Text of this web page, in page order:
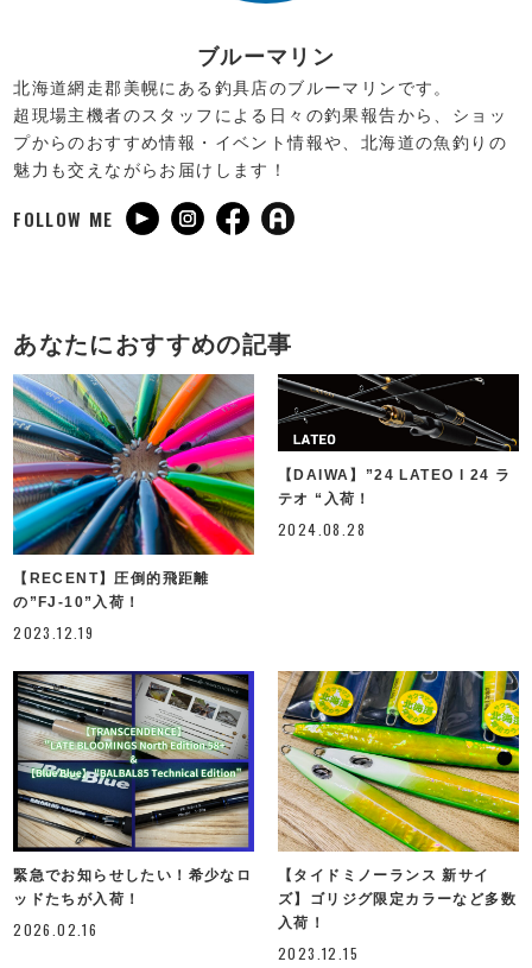
ブルーマリン
北海道網走郡美幌にある釣具店のブルーマリンです。
超現場主機者のスタッフによる日々の釣果報告から、ショッ
プからのおすすめ情報・イベント情報や、北海道の魚釣りの
魅力も交えながらお届けします！
FOLLOW ME
あなたにおすすめの記事
【RECENT】圧倒的飛距離
の”FJ-10”入荷！
2023.12.19
【DAIWA】”24 LATEO l 24 ラ
テオ “入荷！
2024.08.28
緊急でお知らせしたい！希少なロ
ッドたちが入荷！
2026.02.16
【タイドミノーランス 新サイ
ズ】ゴリジグ限定カラーなど多数
入荷！
2023.12.15